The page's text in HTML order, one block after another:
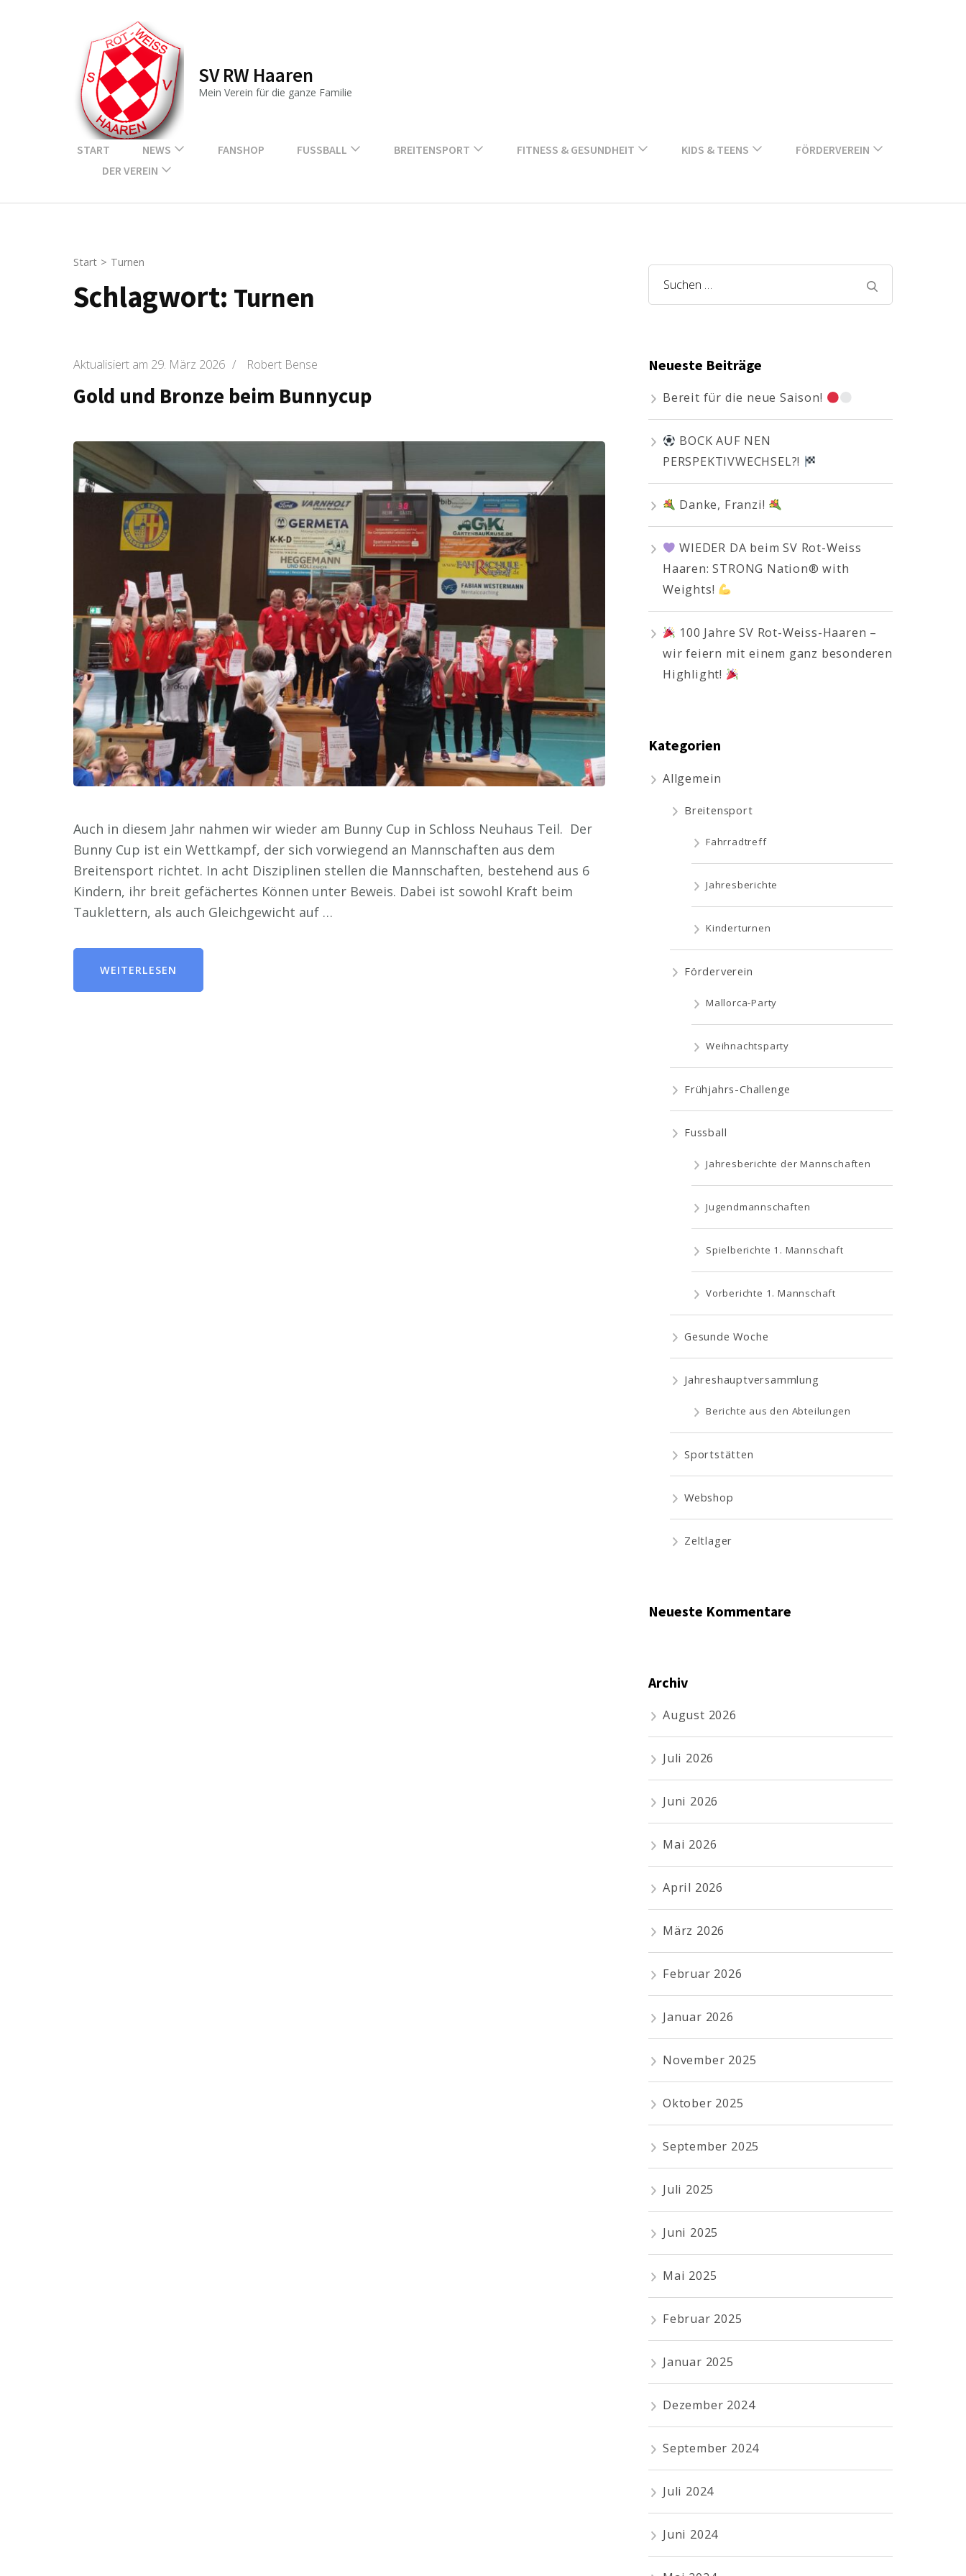
SV RW Haaren
Mein Verein für die ganze Familie
START NEWS FANSHOP FUSSBALL BREITENSPORT FITNESS & GESUNDHEIT KIDS & TEENS
FÖRDERVEREIN
DER VEREIN
Start > Turnen
Schlagwort: Turnen
Aktualisiert am 29. März 2026 / Robert Bense
Gold und Bronze beim Bunnycup
Auch in diesem Jahr nahmen wir wieder am Bunny Cup in Schloss Neuhaus Teil. Der
Bunny Cup ist ein Wettkampf, der sich vorwiegend an Mannschaften aus dem
Breitensport richtet. In acht Disziplinen stellen die Mannschaften, bestehend aus 6
Kindern, ihr breit gefächertes Können unter Beweis. Dabei ist sowohl Kraft beim
Tauklettern, als auch Gleichgewicht auf …
WEITERLESEN
Suchen
nach:
Neueste Beiträge
Bereit für die neue Saison!
BOCK AUF NEN
PERSPEKTIVWECHSEL?!
Danke, Franzi!
WIEDER DA beim SV Rot-Weiss
Haaren: STRONG Nation® with
Weights!
100 Jahre SV Rot-Weiss-Haaren –
wir feiern mit einem ganz besonderen
Highlight!
Kategorien
Allgemein
Breitensport
Fahrradtreff
Jahresberichte
Kinderturnen
Förderverein
Mallorca-Party
Weihnachtsparty
Frühjahrs-Challenge
Fussball
Jahresberichte der Mannschaften
Jugendmannschaften
Spielberichte 1. Mannschaft
Vorberichte 1. Mannschaft
Gesunde Woche
Jahreshauptversammlung
Berichte aus den Abteilungen
Sportstätten
Webshop
Zeltlager
Neueste Kommentare
Archiv
August 2026
Juli 2026
Juni 2026
Mai 2026
April 2026
März 2026
Februar 2026
Januar 2026
November 2025
Oktober 2025
September 2025
Juli 2025
Juni 2025
Mai 2025
Februar 2025
Januar 2025
Dezember 2024
September 2024
Juli 2024
Juni 2024